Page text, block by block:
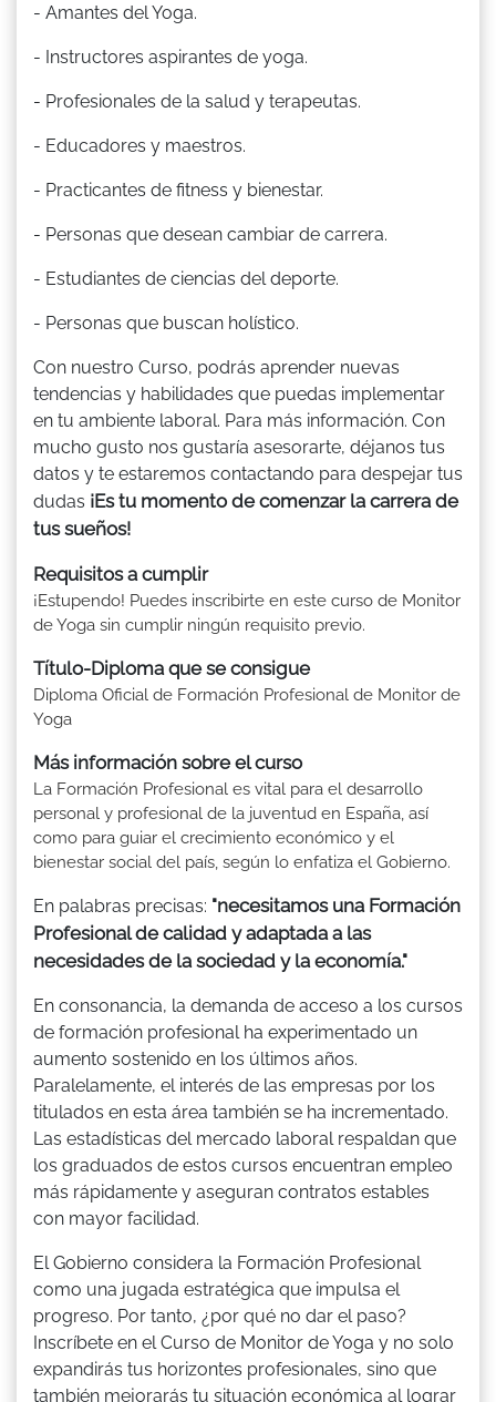
- Amantes del Yoga.
- Instructores aspirantes de yoga.
- Profesionales de la salud y terapeutas.
- Educadores y maestros.
- Practicantes de fitness y bienestar.
- Personas que desean cambiar de carrera.
- Estudiantes de ciencias del deporte.
- Personas que buscan holístico.
Con nuestro Curso, podrás aprender nuevas
tendencias y habilidades que puedas implementar
en tu ambiente laboral. Para más información. Con
mucho gusto nos gustaría asesorarte, déjanos tus
datos y te estaremos contactando para despejar tus
dudas ¡Es tu momento de comenzar la carrera de
tus sueños!
Requisitos a cumplir
¡Estupendo! Puedes inscribirte en este curso de Monitor
de Yoga sin cumplir ningún requisito previo.
Título-Diploma que se consigue
Diploma Oficial de Formación Profesional de Monitor de
Yoga
Más información sobre el curso
La Formación Profesional es vital para el desarrollo
personal y profesional de la juventud en España, así
como para guiar el crecimiento económico y el
bienestar social del país, según lo enfatiza el Gobierno.
En palabras precisas: "necesitamos una Formación
Profesional de calidad y adaptada a las
necesidades de la sociedad y la economía."
En consonancia, la demanda de acceso a los cursos
de formación profesional ha experimentado un
aumento sostenido en los últimos años.
Paralelamente, el interés de las empresas por los
titulados en esta área también se ha incrementado.
Las estadísticas del mercado laboral respaldan que
los graduados de estos cursos encuentran empleo
más rápidamente y aseguran contratos estables
con mayor facilidad.
El Gobierno considera la Formación Profesional
como una jugada estratégica que impulsa el
progreso. Por tanto, ¿por qué no dar el paso?
Inscríbete en el Curso de Monitor de Yoga y no solo
expandirás tus horizontes profesionales, sino que
también mejorarás tu situación económica al lograr